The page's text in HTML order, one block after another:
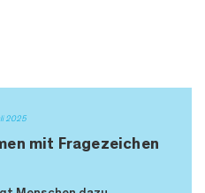
2025
mit Fragezeichen